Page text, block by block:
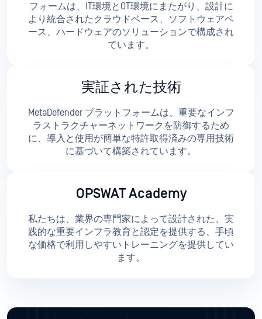
フォームは、IT環境とOT環境にまたがり、設計に
より統合されたクラウドベース、ソフトウェアベ
ース、ハードウェアのソリューションで構成され
ています。
実証された技術
MetaDefender プラットフォームは、重要なインフ
ラストラクチャーネットワークを防御するため
に、導入と使用が簡単な特許取得済みの専用技術
に基づいて構築されています。
OPSWAT Academy
私たちは、業界の専門家によって設計された、実
践的な重要インフラ教育と認定を提供する、手頃
な価格で利用しやすいトレーニングを提供してい
ます。